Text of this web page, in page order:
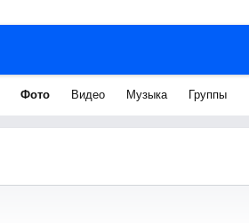
Фото Видео Музыка Группы